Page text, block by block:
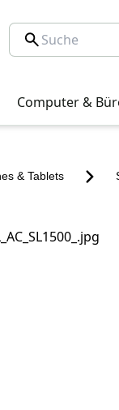
Computer &
& Tablets